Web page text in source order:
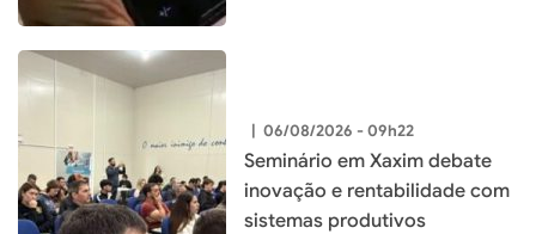
| 06/08/2026 - 09h22
Seminário em Xaxim debate
inovação e rentabilidade com
sistemas produtivos